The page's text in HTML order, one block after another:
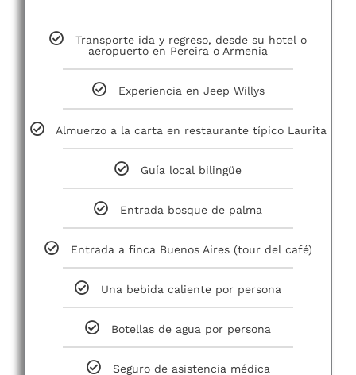
Transporte ida y regreso, desde su hotel o
aeropuerto en Pereira o Armenia
Experiencia en Jeep Willys
Almuerzo a la carta en restaurante típico Laurita
Guía local bilingüe
Entrada bosque de palma
Entrada a finca Buenos Aires (tour del café)
Una bebida caliente por persona
Botellas de agua por persona
Seguro de asistencia médica